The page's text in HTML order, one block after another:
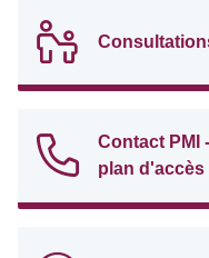
Contact PMI
plan d'accès